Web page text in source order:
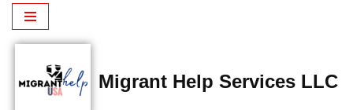
Saltar
contenido
Migrant Help Services LLC